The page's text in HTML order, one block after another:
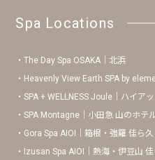
Spa Locations
The Day Spa OSAKA｜北浜
Heavenly View Earth SPA by
SPA + WELLNESS Joule｜ハイア
SPA Montagne｜小田急 山のホテ
Gora Spa AIOI｜箱根・強羅 佳ら久
Izusan Spa AIOI｜熱海・伊豆山